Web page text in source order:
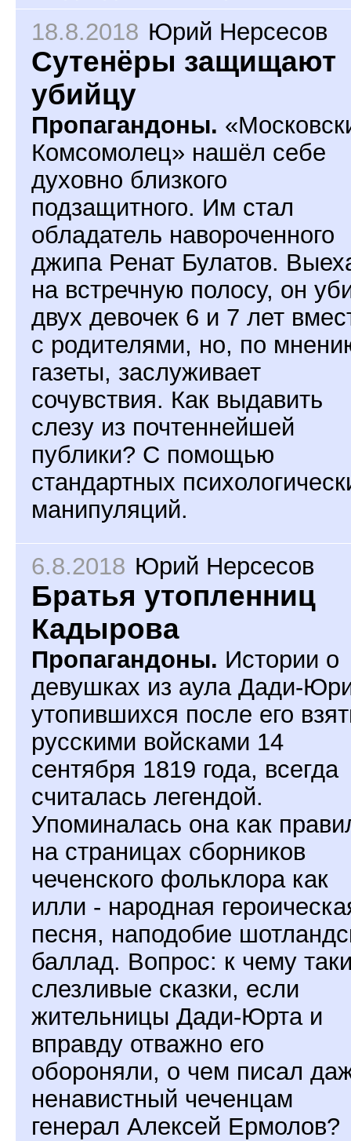
18.8.2018 Юрий Нерсесов
Сутенёры защищают
убийцу
Пропагандоны.
Комсомолец» нашёл себе
духовно близкого
подзащитного. Им стал
обладатель навороченного
джипа Ренат Булатов.
на встречную полосу, он
двух девочек 6 и 7 лет
с родителями, но, по
газеты, заслуживает
сочувствия. Как выдавить
слезу из почтеннейшей
публики? С помощью
стандартных
манипуляций.
6.8.2018 Юрий Нерсесов
Братья утопленниц
Кадырова
Пропагандоны. Истории о
девушках из аула Дади-
утопившихся после его
русскими войсками 14
сентября 1819 года, всегда
считалась легендой.
Упоминалась она как
на страницах сборников
чеченского фольклора как
илли - народная
песня, наподобие
баллад. Вопрос: к чему
слезливые сказки, если
жительницы Дади-Юрта и
вправду отважно его
обороняли, о чем писал
ненавистный чеченцам
генерал Алексей Ермолов?